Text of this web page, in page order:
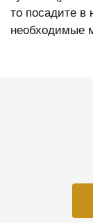
то посадите в
необходимые